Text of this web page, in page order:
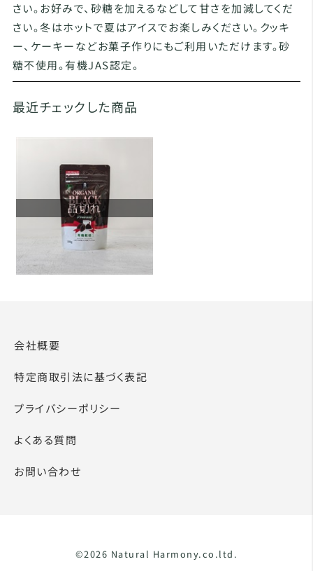
さい。お好みで、砂糖を加えるなどして甘さを加減してくだ
さい。冬はホットで夏はアイスでお楽しみください。クッキ
ー、ケーキーなどお菓子作りにもご利用いただけます。砂
糖不使用。有機JAS認定。
最近チェックした商品
品切れ
会社概要
特定商取引法に基づく表記
プライバシーポリシー
よくある質問
お問い合わせ
©2026 Natural Harmony.co.ltd.